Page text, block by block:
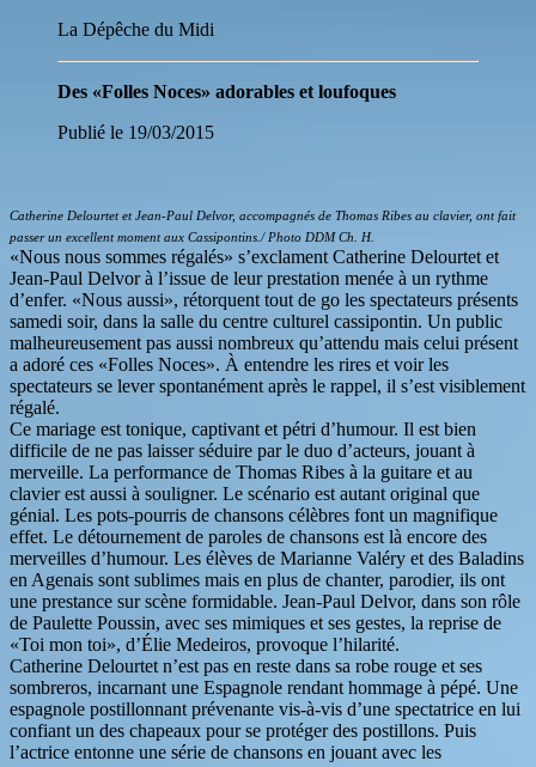
La Dépêche du Midi
Des «Folles Noces» adorables et loufoques
Publié le 19/03/2015
Catherine Delourtet et Jean-Paul Delvor, accompagnés de Thomas Ribes au clavier, ont fait
passer un excellent moment aux Cassipontins./ Photo DDM Ch. H.
«Nous nous sommes régalés» s’exclament Catherine Delourtet et
Jean-Paul Delvor à l’issue de leur prestation menée à un rythme
d’enfer. «Nous aussi», rétorquent tout de go les spectateurs présents
samedi soir, dans la salle du centre culturel cassipontin. Un public
malheureusement pas aussi nombreux qu’attendu mais celui présent
a adoré ces «Folles Noces». À entendre les rires et voir les
spectateurs se lever spontanément après le rappel, il s’est visiblement
régalé.
Ce mariage est tonique, captivant et pétri d’humour. Il est bien
difficile de ne pas laisser séduire par le duo d’acteurs, jouant à
merveille. La performance de Thomas Ribes à la guitare et au
clavier est aussi à souligner. Le scénario est autant original que
génial. Les pots-pourris de chansons célèbres font un magnifique
effet. Le détournement de paroles de chansons est là encore des
merveilles d’humour. Les élèves de Marianne Valéry et des Baladins
en Agenais sont sublimes mais en plus de chanter, parodier, ils ont
une prestance sur scène formidable. Jean-Paul Delvor, dans son rôle
de Paulette Poussin, avec ses mimiques et ses gestes, la reprise de
«Toi mon toi», d’Élie Medeiros, provoque l’hilarité.
Catherine Delourtet n’est pas en reste dans sa robe rouge et ses
sombreros, incarnant une Espagnole rendant hommage à pépé. Une
espagnole postillonnant prévenante vis-à-vis d’une spectatrice en lui
confiant un des chapeaux pour se protéger des postillons. Puis
l’actrice entonne une série de chansons en jouant avec les